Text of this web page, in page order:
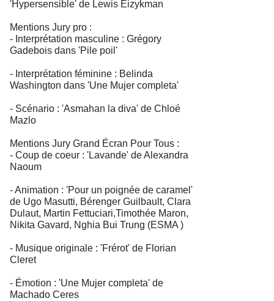
'Hypersensible' de Lewis Eizykman
Mentions Jury pro :
- Interprétation masculine : Grégory
Gadebois dans 'Pile poil'
- Interprétation féminine : Belinda
Washington dans 'Une Mujer completa'
- Scénario : 'Asmahan la diva' de Chloé
Mazlo
Mentions Jury Grand Écran Pour Tous :
- Coup de coeur : 'Lavande' de Alexandra
Naoum
- Animation : 'Pour un poignée de caramel'
de Ugo Masutti, Bérenger Guilbault, Clara
Dulaut, Martin Fettuciari,Timothée Maron,
Nikita Gavard, Nghia Bui Trung (ESMA )
- Musique originale : 'Frérot' de Florian
Cleret
- Émotion : 'Une Mujer completa' de
Machado Ceres